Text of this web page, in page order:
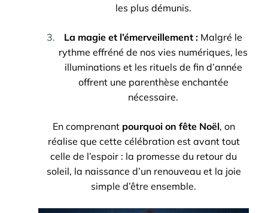
les plus démunis.
La magie et l’émerveillement : Malgré le
rythme effréné de nos vies numériques, les
illuminations et les rituels de fin d’année
offrent une parenthèse enchantée
nécessaire.
En comprenant pourquoi on fête Noël, on
réalise que cette célébration est avant tout
celle de l’espoir : la promesse du retour du
soleil, la naissance d’un renouveau et la joie
simple d’être ensemble.